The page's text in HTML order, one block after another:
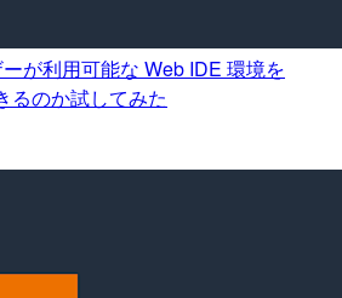
が利用可能な Web IDE 環境を
るのか試してみた